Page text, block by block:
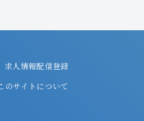
求人情報配信登録
のサイトについて